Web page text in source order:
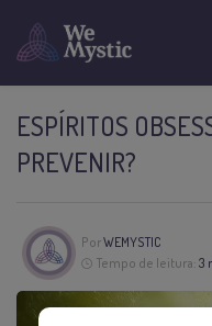
ESPÍRITOS
PREVENIR?
PorWEMYSTIC
Tempo de leitura: 3